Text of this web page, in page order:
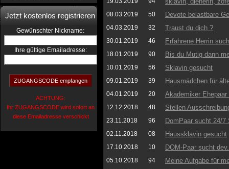
Jetzt kostenlos registrieren
Gewünschter Nickname:
Ihre gültige Emailadresse:
ACHTUNG:
Ihr ZUGANGSCODE wird sofort an
diese Emailadresse verschickt
08.03.2019 50 Devote belastbare
04.03.2019 32 Traust du dich ?
30.01.2019 46 Erfahrene Herrin
18.01.2019 90 Bis du Mutig dann
10.01.2019 56 Sklavin gesucht
09.01.2019 39 Hausmädchen für
04.01.2019 20 Akademiker
12.12.2018 48 Stellen
23.11.2018 96 DomPaar sucht 24/7
02.11.2018 08 Haussklavin gesucht
17.10.2018 10 DOM-Paar sucht
05.10.2018 94 Meine Aufgabe für